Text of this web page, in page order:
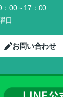
：00～17：00
日
お問い合わせ